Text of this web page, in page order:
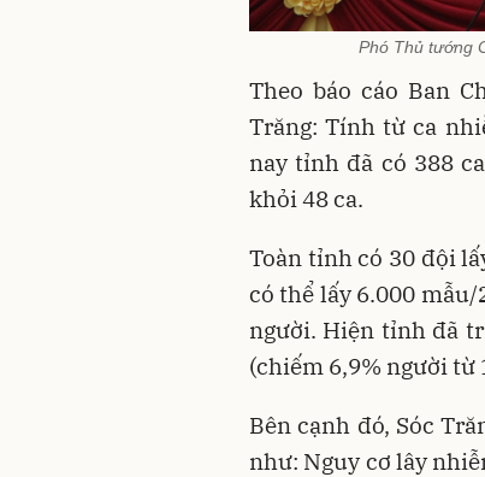
Phó Thủ tướng
Theo báo cáo Ban
Trăng: Tính từ ca
nay tỉnh đã có 388
khỏi 48 ca.
Toàn tỉnh có 30 đội
có thể lấy 6.000
người. Hiện tỉnh đã
(chiếm 6,9% người từ
Bên cạnh đó, Sóc
như: Nguy cơ lây